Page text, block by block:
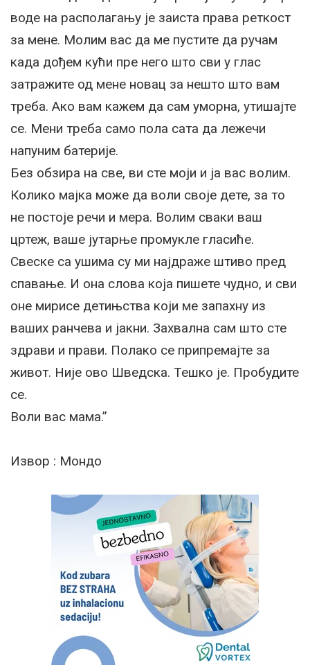
воде на располагању је заиста права реткост
за мене. Молим вас да ме пустите да ручам
када дођем кући пре него што сви у глас
затражите од мене новац за нешто што вам
треба. Ако вам кажем да сам уморна, утишајте
се. Мени треба само пола сата да лежечи
напуним батерије.
Без обзира на све, ви сте моји и ја вас волим.
Колико мајка може да воли своје дете, за то
не постоје речи и мера. Волим сваки ваш
цртеж, ваше јутарње промукле гласиће.
Свеске са ушима су ми најдраже штиво пред
спавање. И она слова која пишете чудно, и сви
оне мирисе детињства који ме запахну из
ваших ранчева и јакни. Захвална сам што сте
здрави и прави. Полако се припремајте за
живот. Није ово Шведска. Тешко је. Пробудите
се.
Воли вас мама.”
Извор : Мондо